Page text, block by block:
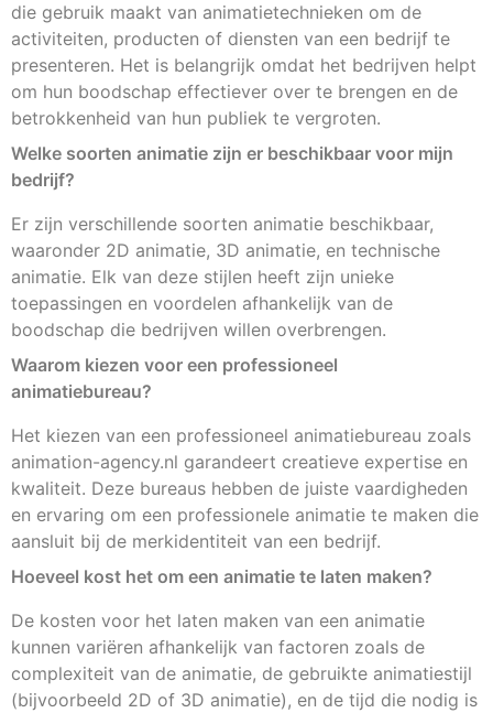
die gebruik maakt van animatietechnieken om de
activiteiten, producten of diensten van een bedrijf te
presenteren. Het is belangrijk omdat het bedrijven helpt
om hun boodschap effectiever over te brengen en de
betrokkenheid van hun publiek te vergroten.
Welke soorten animatie zijn er beschikbaar voor mijn
bedrijf?
Er zijn verschillende soorten animatie beschikbaar,
waaronder 2D animatie, 3D animatie, en technische
animatie. Elk van deze stijlen heeft zijn unieke
toepassingen en voordelen afhankelijk van de
boodschap die bedrijven willen overbrengen.
Waarom kiezen voor een professioneel
animatiebureau?
Het kiezen van een professioneel animatiebureau zoals
animation-agency.nl garandeert creatieve expertise en
kwaliteit. Deze bureaus hebben de juiste vaardigheden
en ervaring om een professionele animatie te maken die
aansluit bij de merkidentiteit van een bedrijf.
Hoeveel kost het om een animatie te laten maken?
De kosten voor het laten maken van een animatie
kunnen variëren afhankelijk van factoren zoals de
complexiteit van de animatie, de gebruikte animatiestijl
(bijvoorbeeld 2D of 3D animatie), en de tijd die nodig is